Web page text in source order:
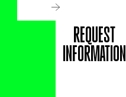
REQUEST
INFORMATION